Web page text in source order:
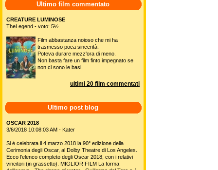
Ultimo film commentato
CREATURE LUMINOSE
TheLegend - voto: 5½
Film abbastanza noioso che mi ha
trasmesso poca sincerità.
Poteva durare mezz'ora di meno.
Non basta fare un film finto impegnato se
non ci sono le basi.
ultimi 20 film commentati
Ultimo post blog
OSCAR 2018
3/6/2018 10:08:03 AM - Kater
Si è celebrata il 4 marzo 2018 la 90° edizione della
Cerimonia degli Oscar, al Dolby Theatre di Los Angeles.
Ecco l'elenco completo degli Oscar 2018, con i relativi
vincitori (in grassetto). MIGLIOR FILM La forma